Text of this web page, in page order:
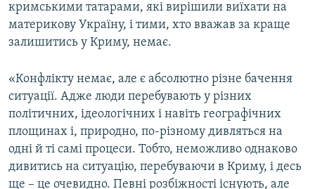
кримськими татарами, які вирішили виїхати на
материкову Україну, і тими, хто вважав за краще
залишитись у Криму, немає.
«Конфлікту немає, але є абсолютно різне бачення
ситуації. Адже люди перебувають у різних
політичних, ідеологічних і навіть географічних
площинах і, природно, по-різному дивляться на
одні й ті самі процеси. Тобто, неможливо однаково
дивитись на ситуацію, перебуваючи в Криму, і десь
ще – це очевидно. Певні розбіжності існують, але